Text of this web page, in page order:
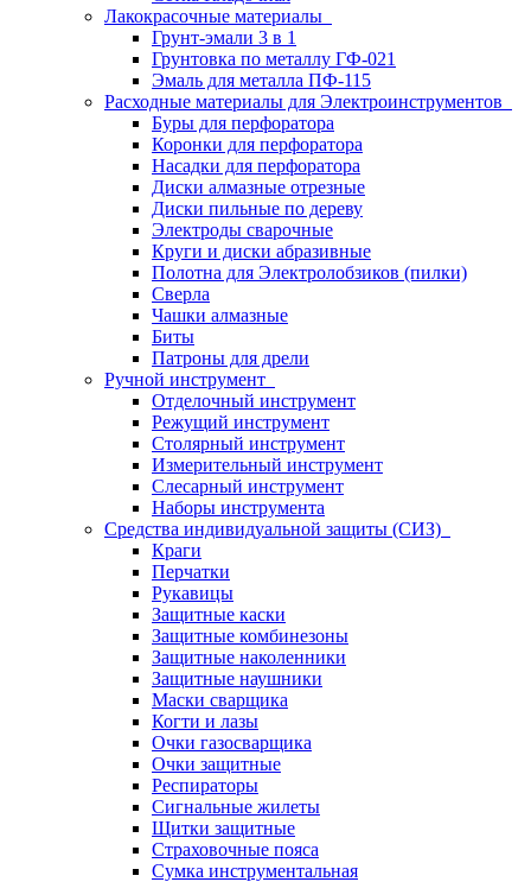
Лакокрасочные материалы
Грунт-эмали 3 в 1
Грунтовка по металлу ГФ-021
Эмаль для металла ПФ-115
Расходные материалы для Электроинструментов
Буры для перфоратора
Коронки для перфоратора
Насадки для перфоратора
Диски алмазные отрезные
Диски пильные по дереву
Электроды сварочные
Круги и диски абразивные
Полотна для Электролобзиков (пилки)
Сверла
Чашки алмазные
Биты
Патроны для дрели
Ручной инструмент
Отделочный инструмент
Режущий инструмент
Столярный инструмент
Измерительный инструмент
Слесарный инструмент
Наборы инструмента
Средства индивидуальной защиты (СИЗ)
Краги
Перчатки
Рукавицы
Защитные каски
Защитные комбинезоны
Защитные наколенники
Защитные наушники
Маски сварщика
Когти и лазы
Очки газосварщика
Очки защитные
Респираторы
Сигнальные жилеты
Щитки защитные
Страховочные пояса
Сумка инструментальная